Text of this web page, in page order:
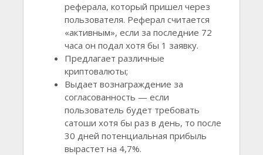
реферала, который пришел через
пользователя. Реферал считается
«активным», если за последние 72
часа он подал хотя бы 1 заявку.
Предлагает различные
криптовалюты;
Выдает вознаграждение за
согласованность — если
пользователь будет требовать
сатоши хотя бы раз в день, то после
30 дней потенциальная прибыль
вырастет на 4,7%.